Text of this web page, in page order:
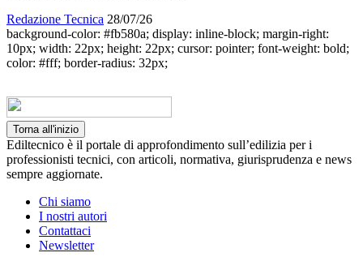
Redazione Tecnica 28/07/26
background-color: #fb580a; display: inline-block; margin-right:
10px; width: 22px; height: 22px; cursor: pointer; font-weight: bold;
color: #fff; border-radius: 32px;
Torna all'inizio
Ediltecnico è il portale di approfondimento sull’edilizia per i
professionisti tecnici, con articoli, normativa, giurisprudenza e news
sempre aggiornate.
Chi siamo
I nostri autori
Contattaci
Newsletter